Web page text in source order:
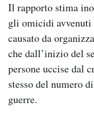
Il rapporto stima
gli omicidi avvenuti
causato da
che dall’inizio del
persone uccise dal
stesso del numero
guerre.